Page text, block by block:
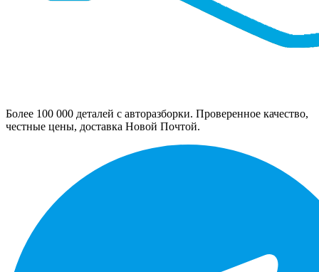
Более 100 000 деталей с авторазборки. Проверенное качество,
честные цены, доставка Новой Почтой.